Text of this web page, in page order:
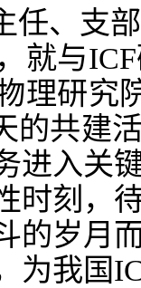
任、支
就与ICF
理研究
的共建
进入关
时刻，
的岁月
为我国